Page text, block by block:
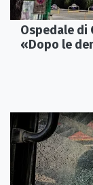
Ospedale di
«Dopo le